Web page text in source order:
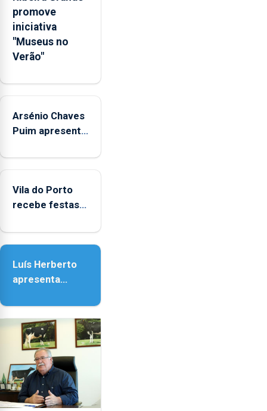
sociais
junto
das
crianças
promove
iniciativa
"Museus no
Verão"
Arsénio Chaves
Puim apresenta
Biblioteca de
Vila do Porto
recebe festas
Nossa Senhora
Luís Herberto
apresenta
Paisagem’